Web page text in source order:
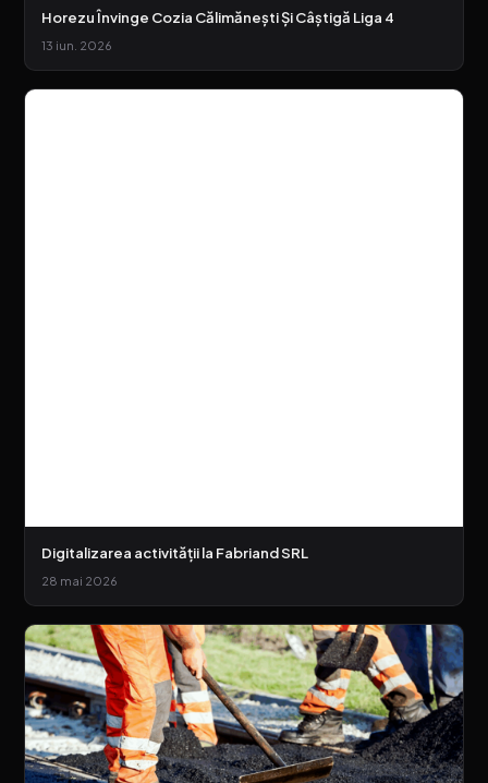
Horezu Învinge Cozia Călimănești Și Câștigă Liga 4
13 iun. 2026
Digitalizarea activității la Fabriand SRL
28 mai 2026